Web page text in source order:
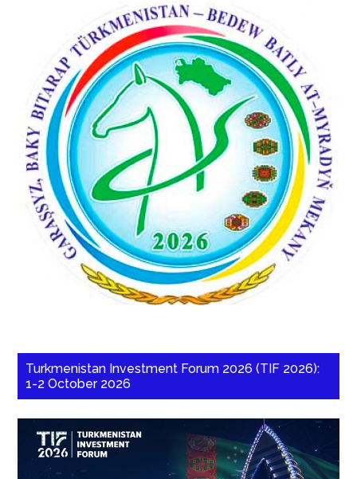
Turkmenistan Investment Forum 2026 (TIF 2026):
1-2 October 2026